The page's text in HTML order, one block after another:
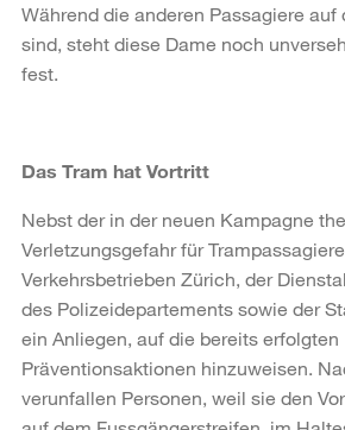
Während die anderen Passagiere auf
sind, steht diese Dame noch
fest.
Das Tram hat Vortritt
Nebst der in der neuen Kampagne
Verletzungsgefahr für
Verkehrsbetrieben Zürich, der
des Polizeidepartements sowie der
ein Anliegen, auf die bereits erfolgten
Präventionsaktionen hinzuweisen.
verunfallen Personen, weil sie den